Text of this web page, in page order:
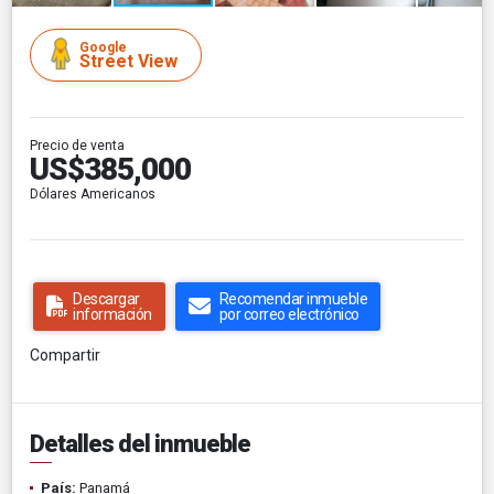
Google
Street View
Precio de venta
US$385,000
Dólares Americanos
Descargar
información
Recomendar inmueble
por correo electrónico
Compartir
Detalles del inmueble
País: Panamá